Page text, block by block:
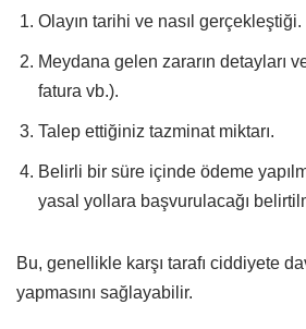
Olayın tarihi ve nasıl gerçekleştiği.
Meydana gelen zararın detayları
fatura vb.).
Talep ettiğiniz tazminat miktarı.
Belirli bir süre içinde ödeme
yasal yollara başvurulacağı
Bu, genellikle karşı tarafı ciddiyete
yapmasını sağlayabilir.